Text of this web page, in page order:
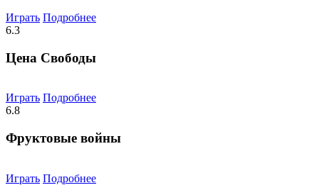
Играть Подробнее
6.3
Цена Свободы
Играть Подробнее
6.8
Фруктовые войны
Играть Подробнее